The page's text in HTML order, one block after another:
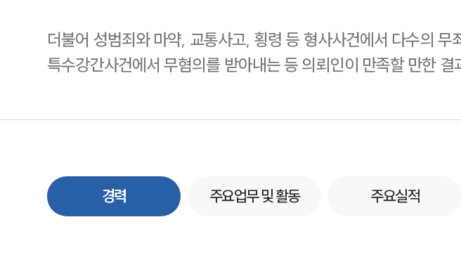
더불어 성범죄와 마약, 교통사고, 횡령 등 형사사건에서 다수의
특수강간사건에서 무혐의를 받아내는 등 의뢰인이 만족할 만한 결
경력 주요업무 및 활동 주요실적